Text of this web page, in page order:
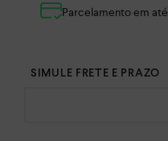
Parcelamento em até